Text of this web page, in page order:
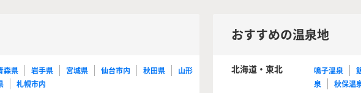
森県 岩手県 宮城県 仙台市内 秋田県
山形
札幌市内
おすすめの温泉地
北海道・東北 鳴子温泉
泉
秋保温